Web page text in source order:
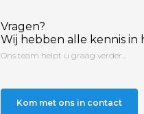
Vragen?
Wij hebben alle kennis in
Ons team helpt u graag verder...
Kom met ons in contact